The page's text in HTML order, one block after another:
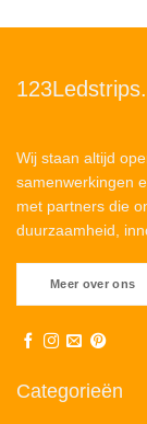
Wij staan altijd
samenwerkingen
met partners die
duurzaamheid,
Meer over ons
Categorieën